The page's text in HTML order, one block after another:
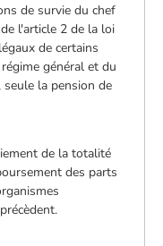
de survie du chef
l'article 2 de la loi
de certains
général et du
la pension de
de la totalité
des parts